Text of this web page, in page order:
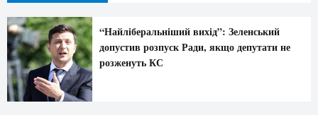
“Найліберальніший вихід”: Зеленський
допустив розпуск Ради, якщо депутати не
розженуть КС